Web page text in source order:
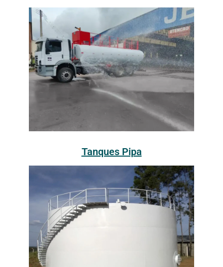
Tanques Pipa